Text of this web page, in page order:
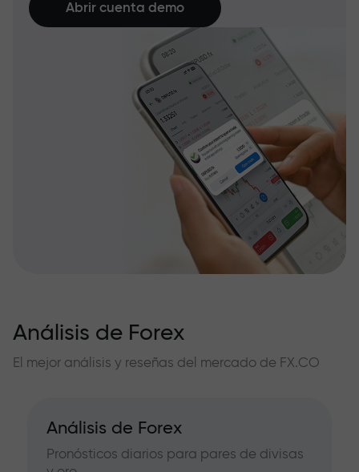
Abrir cuenta demo
Análisis de Forex
El mejor análisis y reseñas del mercado de FX.CO
Análisis de Forex
Pronósticos diarios para pares de divisas